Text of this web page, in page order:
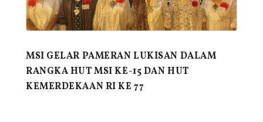
MSI GELAR PAMERAN LUKISAN DALAM
RANGKA HUT MSI KE-15 DAN HUT
KEMERDEKAAN RI KE 77